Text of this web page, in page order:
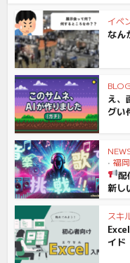
イベ
なん
BLOG
え、
グい
• 福岡
配
新し
スキ
イド